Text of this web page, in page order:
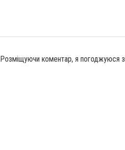
Розміщуючи коментар, я погоджуюся з